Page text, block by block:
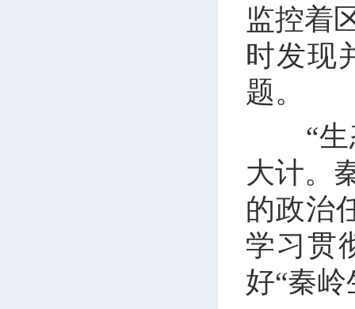
监控着
时发现
题。
“生态
大计。
的政治
学习贯
好“秦